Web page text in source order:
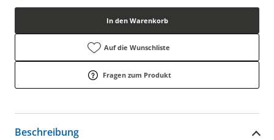
In den Warenkorb
Auf die Wunschliste
Fragen zum Produkt
Beschreibung